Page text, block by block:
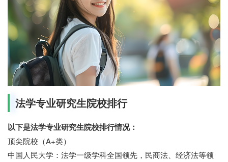
法学专业研究生院校排行
以下是法学专业研究生院校排行情况：
顶尖院校（A+类）
中国人民大学：法学一级学科全国领先，民商法、经济法等领